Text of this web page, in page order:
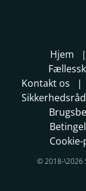
Hjem
Kontakt os
Sikkerhedsråd
© 2018-\2026